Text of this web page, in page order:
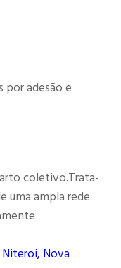
adesão e
coletivo.Trata-
uma ampla rede
Niteroi, Nova